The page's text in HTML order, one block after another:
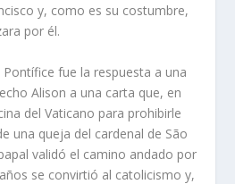
y, como es su costumbre,
por él.
fue la respuesta a una
Alison a una carta que, en
del Vaticano para prohibirle
una queja del cardenal de São
validó el camino andado por
se convirtió al catolicismo y,